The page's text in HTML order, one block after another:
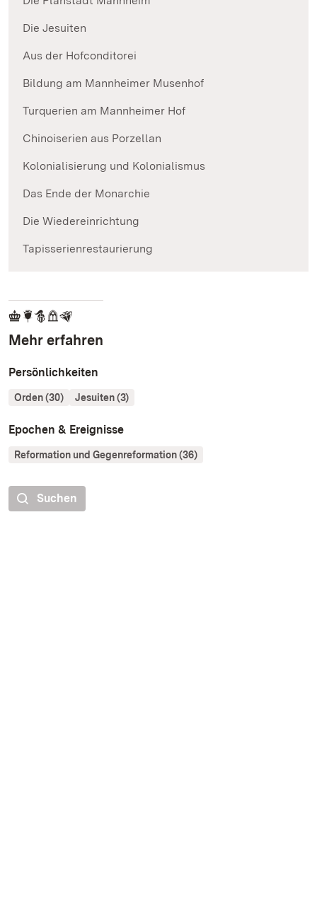
Die Jesuiten
Aus der Hofconditorei
Bildung am Mannheimer Musenhof
Turquerien am Mannheimer Hof
Chinoiserien aus Porzellan
Kolonialisierung und Kolonialismus
Das Ende der Monarchie
Die Wiedereinrichtung
Tapisserienrestaurierung
Mehr erfahren
Persönlichkeiten
Orden (30) Jesuiten (3)
Epochen & Ereignisse
Reformation und Gegenreformation (36)
Suchen